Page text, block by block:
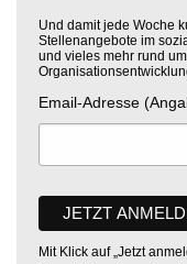
Und damit jede Woche
Stellenangebote im
und vieles mehr rund
Email-Adresse
Mit Klick auf „Jetzt